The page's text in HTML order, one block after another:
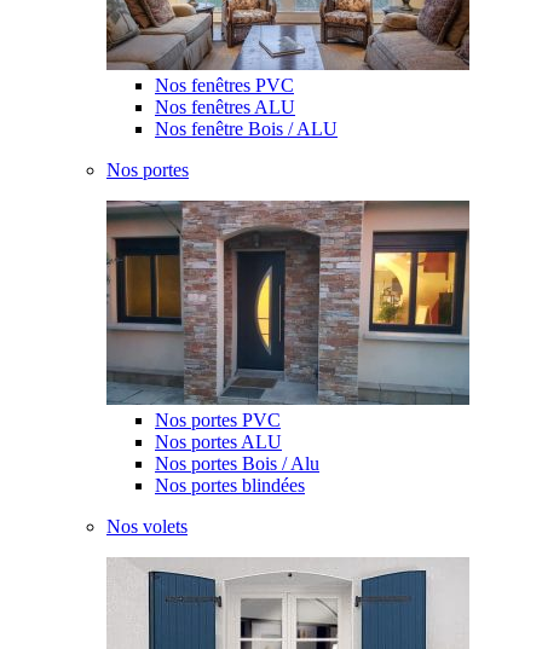
Nos fenêtres PVC
Nos fenêtres ALU
Nos fenêtre Bois / ALU
Nos portes
Nos portes PVC
Nos portes ALU
Nos portes Bois / Alu
Nos portes blindées
Nos volets